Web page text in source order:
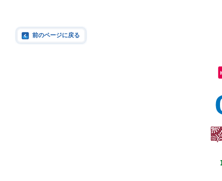
前のページに戻る